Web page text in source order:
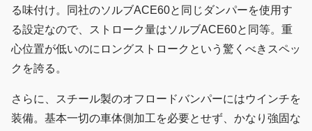
る味付け。同社のソルブACE60と同じダンパーを使用す
る設定なので、ストローク量はソルブACE60と同等。重
心位置が低いのにロングストロークという驚くべきスペッ
クを誇る。
さらに、スチール製のオフロードバンパーにはウインチを
装備。基本一切の車体側加工を必要とせず、かなり強固な